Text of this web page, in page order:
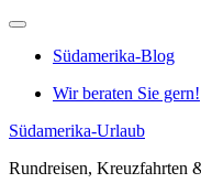
Zum
springenSüdamerika-Blog
Wir beraten Sie gern!
Südamerika-Urlaub
Rundreisen, Kreuzfahrten